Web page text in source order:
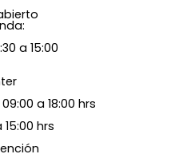
a 15:00
a 18:00 hrs
hrs